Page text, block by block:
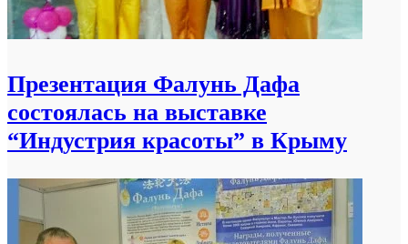
Презентация Фалунь Дафа
состоялась на выставке
“Индустрия красоты” в Крыму